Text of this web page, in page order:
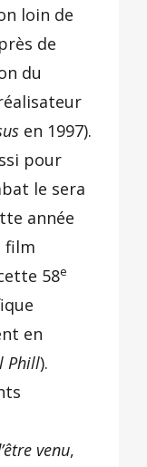
loin de
de
du
en 1997).
pour
le sera
année
film
58e
en
Phill).
venu,